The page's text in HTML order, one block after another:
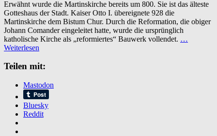
Geistliche
an
der
Martinskirche
in
Erwähnt wurde die Martinskirche bereits um 800. Sie ist das älteste
Gotteshaus der Stadt. Kaiser Otto I. übereignete 928 die
Martinskirche dem Bistum Chur. Durch die Reformation, die obiger
Johann Comander eingeleitet hatte, wurde die ursprünglich
katholische Kirche als „reformiertes“ Bauwerk vollendet. …
Weiterlesen
Teilen mit:
Mastodon
Bluesky
Reddit